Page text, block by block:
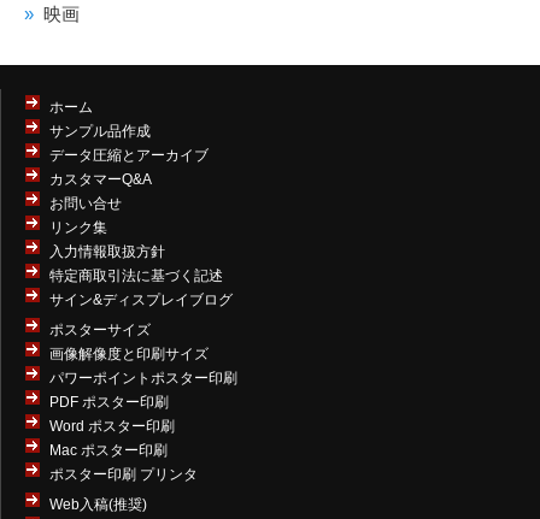
映画
ホーム
サンプル品作成
データ圧縮とアーカイブ
カスタマーQ&A
お問い合せ
リンク集
入力情報取扱方針
特定商取引法に基づく記述
サイン&ディスプレイブログ
ポスターサイズ
画像解像度と印刷サイズ
パワーポイントポスター印刷
PDF ポスター印刷
Word ポスター印刷
Mac ポスター印刷
ポスター印刷 プリンタ
Web入稿(推奨)